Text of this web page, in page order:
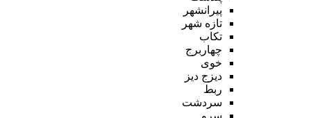
پیرانشهر
تازه شهر
تکاب
چهاربرج
خوی
دیزج دیز
ربط
سردشت
سرو